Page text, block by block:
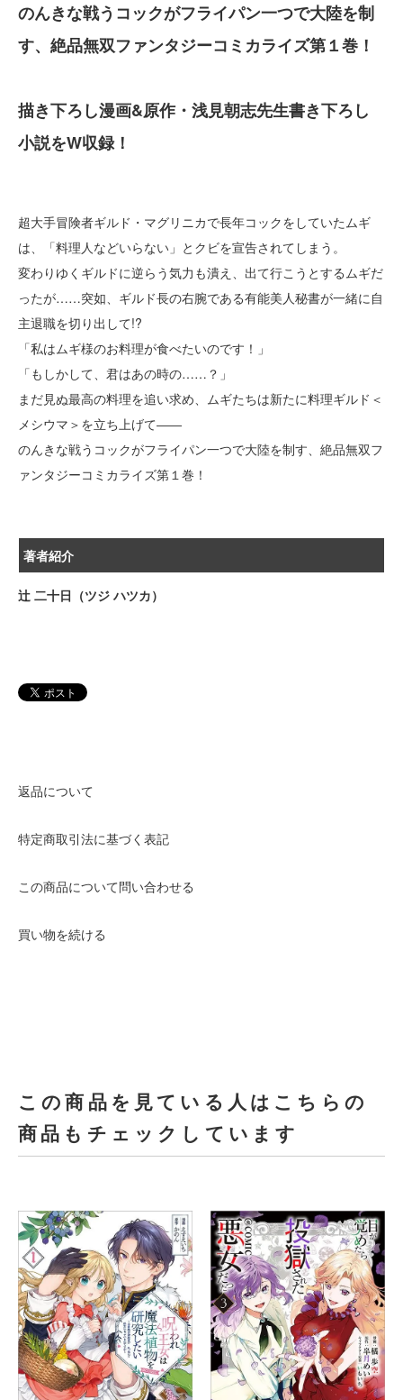
のんきな戦うコックがフライパン一つで大陸を制
す、絶品無双ファンタジーコミカライズ第１巻！
描き下ろし漫画&原作・浅見朝志先生書き下ろし
小説をW収録！
超大手冒険者ギルド・マグリニカで長年コックをしていたムギ
は、「料理人などいらない」とクビを宣告されてしまう。
変わりゆくギルドに逆らう気力も潰え、出て行こうとするムギだ
ったが……突如、ギルド長の右腕である有能美人秘書が一緒に自
主退職を切り出して!?
「私はムギ様のお料理が食べたいのです！」
「もしかして、君はあの時の……？」
まだ見ぬ最高の料理を追い求め、ムギたちは新たに料理ギルド＜
メシウマ＞を立ち上げて――
のんきな戦うコックがフライパン一つで大陸を制す、絶品無双フ
ァンタジーコミカライズ第１巻！
著者紹介
辻 二十日（ツジ ハツカ）
返品について
特定商取引法に基づく表記
この商品について問い合わせる
買い物を続ける
この商品を見ている人はこちらの
商品もチェックしています